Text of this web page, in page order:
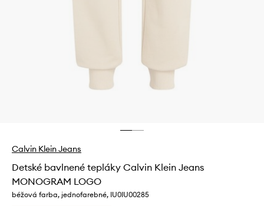
Calvin Klein Jeans
Detské bavlnené tepláky Calvin Klein Jeans
MONOGRAM LOGO
béžová farba, jednofarebné, IU0IU00285